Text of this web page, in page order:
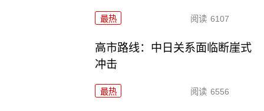
最热 阅读 6107
高市路线：中日关系面临断崖式
冲击
最热 阅读 6556